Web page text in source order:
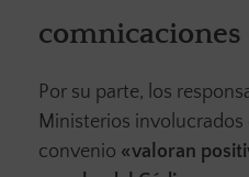
Por su parte, los
Ministerios involucrados
convenio «valoran